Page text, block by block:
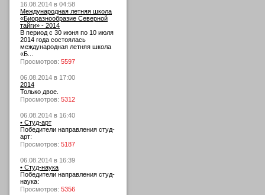
16.08.2014 в 04:58
Международная летняя школа
«Биоразнообразие Северной
тайги» - 2014
В период с 30 июня по 10 июля
2014 года состоялась
международная летняя школа
«Б...
Просмотров: 5597
06.08.2014 в 17:00
2014
Только двое.
Просмотров: 5312
06.08.2014 в 16:40
• Студ-арт
Победители направления студ-
арт:
Просмотров: 5187
06.08.2014 в 16:39
• Студ-наука
Победители направления студ-
наука:
Просмотров: 5356